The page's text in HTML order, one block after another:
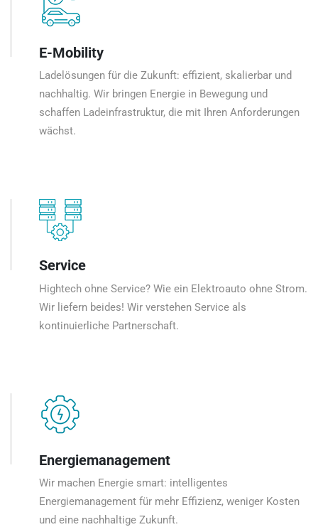
E-Mobility
Ladelösungen für die Zukunft: effizient, skalierbar und
nachhaltig. Wir bringen Energie in Bewegung und
schaffen Ladeinfrastruktur, die mit Ihren Anforderungen
wächst.
Service
Hightech ohne Service? Wie ein Elektroauto ohne Strom.
Wir liefern beides! Wir verstehen Service als
kontinuierliche Partnerschaft.
Energiemanagement
Wir machen Energie smart: intelligentes
Energiemanagement für mehr Effizienz, weniger Kosten
und eine nachhaltige Zukunft.